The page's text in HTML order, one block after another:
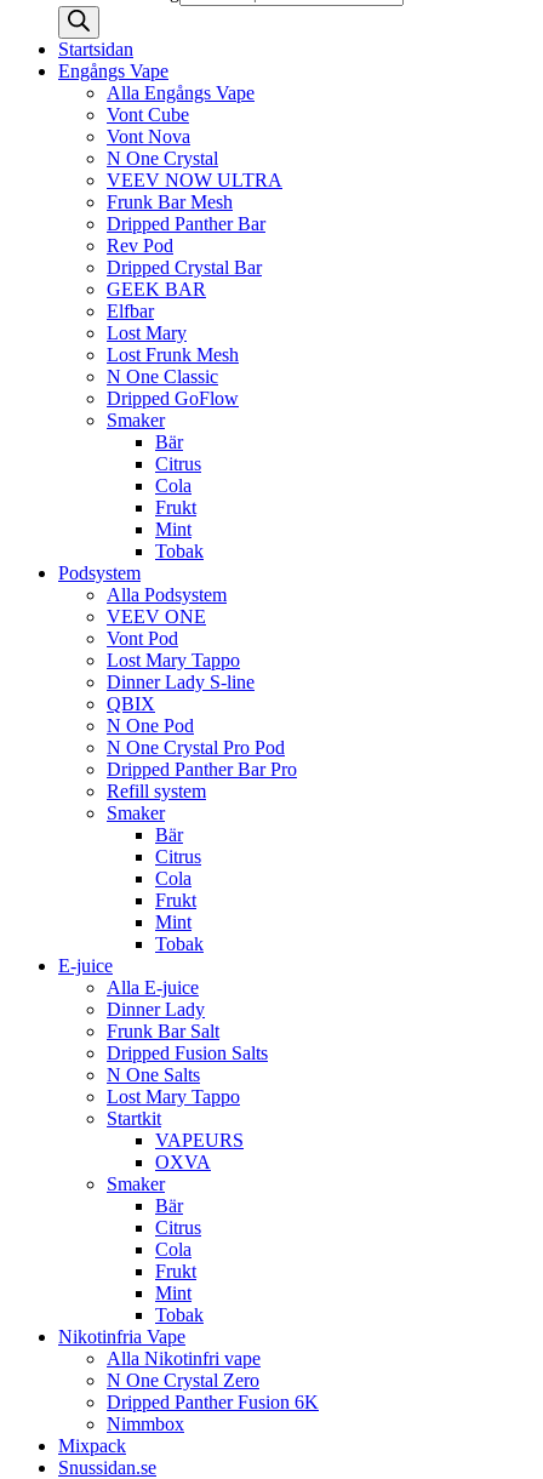
Startsidan
Engångs Vape
Alla Engångs Vape
Vont Cube
Vont Nova
N One Crystal
VEEV NOW ULTRA
Frunk Bar Mesh
Dripped Panther Bar
Rev Pod
Dripped Crystal Bar
GEEK BAR
Elfbar
Lost Mary
Lost Frunk Mesh
N One Classic
Dripped GoFlow
Smaker
Bär
Citrus
Cola
Frukt
Mint
Tobak
Podsystem
Alla Podsystem
VEEV ONE
Vont Pod
Lost Mary Tappo
Dinner Lady S-line
QBIX
N One Pod
N One Crystal Pro Pod
Dripped Panther Bar Pro
Refill system
Smaker
Bär
Citrus
Cola
Frukt
Mint
Tobak
E-juice
Alla E-juice
Dinner Lady
Frunk Bar Salt
Dripped Fusion Salts
N One Salts
Lost Mary Tappo
Startkit
VAPEURS
OXVA
Smaker
Bär
Citrus
Cola
Frukt
Mint
Tobak
Nikotinfria Vape
Alla Nikotinfri vape
N One Crystal Zero
Dripped Panther Fusion 6K
Nimmbox
Mixpack
Snussidan.se